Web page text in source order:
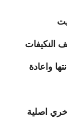
النكيفات
واعادة
اصلية